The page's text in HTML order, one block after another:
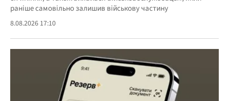
раніше самовільно залишив військову частину
8.08.2026 17:10